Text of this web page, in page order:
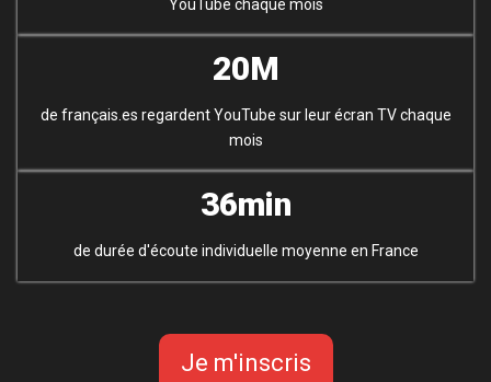
YouTube chaque mois
20M
de français.es regardent YouTube sur leur écran TV chaque
mois
36min
de durée d'écoute individuelle moyenne en France
Je m'inscris